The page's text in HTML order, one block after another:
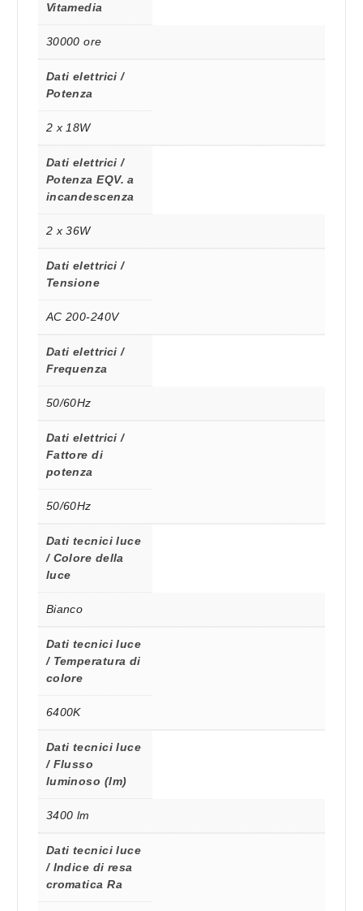
Vitamedia
30000 ore
Dati elettrici /
Potenza
2 x 18W
Dati elettrici /
Potenza EQV. a
incandescenza
2 x 36W
Dati elettrici /
Tensione
AC 200-240V
Dati elettrici /
Frequenza
50/60Hz
Dati elettrici /
Fattore di
potenza
50/60Hz
Dati tecnici luce
/ Colore della
luce
Bianco
Dati tecnici luce
/ Temperatura di
colore
6400K
Dati tecnici luce
/ Flusso
luminoso (lm)
3400 lm
Dati tecnici luce
/ Indice di resa
cromatica Ra